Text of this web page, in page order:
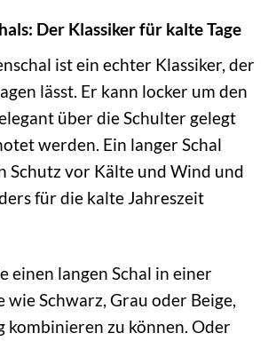
Der Klassiker für kalte Tage
ist ein echter Klassiker, der
lässt. Er kann locker um den
über die Schulter gelegt
werden. Ein langer Schal
Schutz vor Kälte und Wind und
für die kalte Jahreszeit
einen langen Schal in einer
wie Schwarz, Grau oder Beige,
kombinieren zu können. Oder